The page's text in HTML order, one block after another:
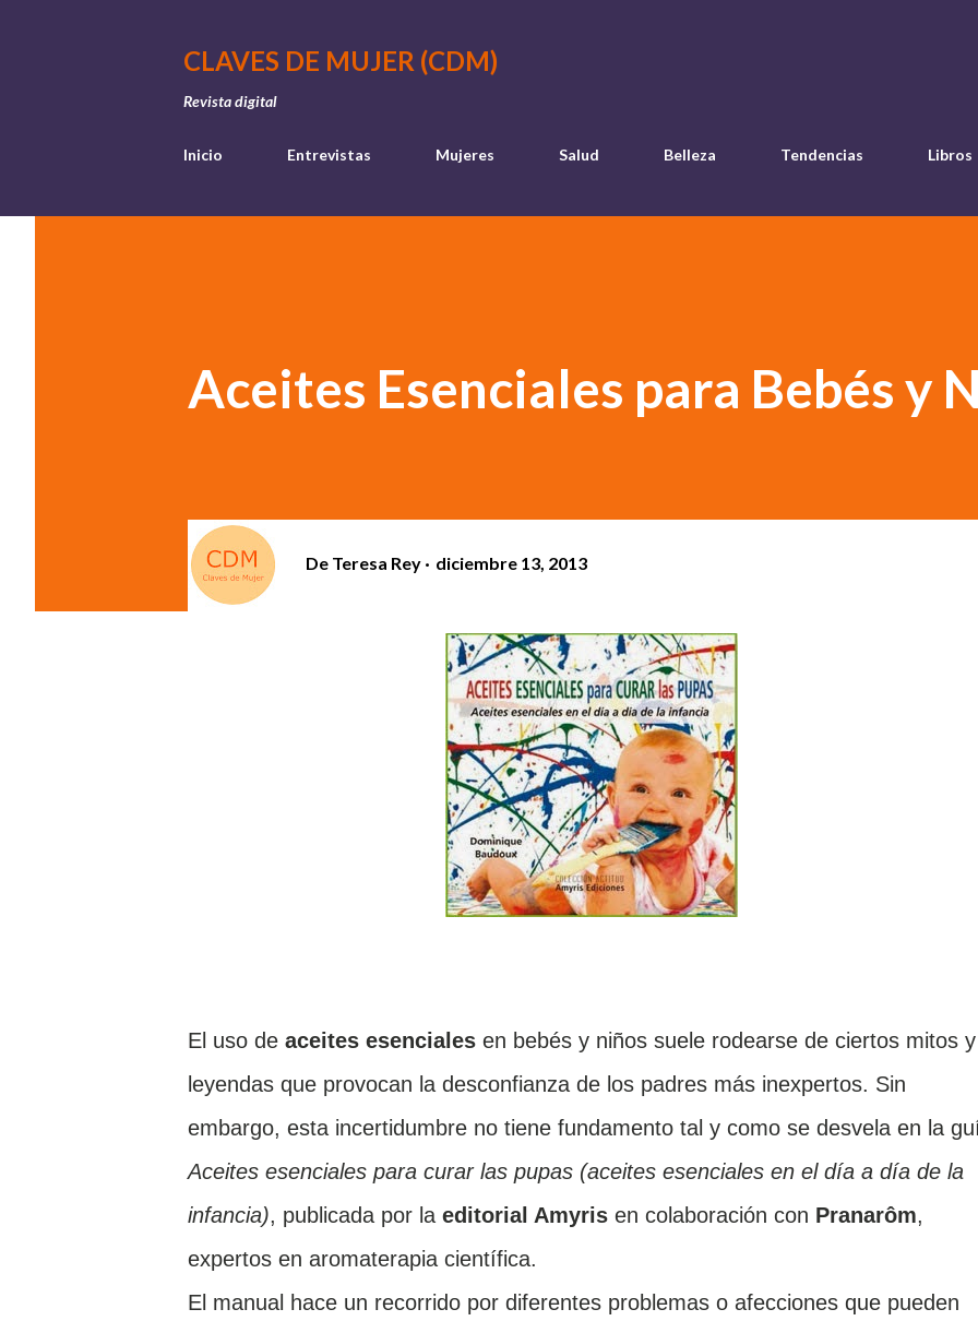
CLAVES DE MUJER (CDM)
Revista digital
Inicio Entrevistas Mujeres Salud Belleza Tendencias Libros
Aceites Esenciales para Bebés y
De Teresa Rey diciembre 13, 2013
El uso de aceites esenciales en bebés y niños suele rodearse de ciertos mitos y
leyendas que provocan la desconfianza de los padres más inexpertos. Sin
embargo, esta incertidumbre no tiene fundamento tal y como se desvela en la
Aceites esenciales para curar las pupas (aceites esenciales en el día a día de la
infancia), publicada por la editorial Amyris en colaboración con Pranarôm,
expertos en aromaterapia científica.
El manual hace un recorrido por diferentes problemas o afecciones que pueden